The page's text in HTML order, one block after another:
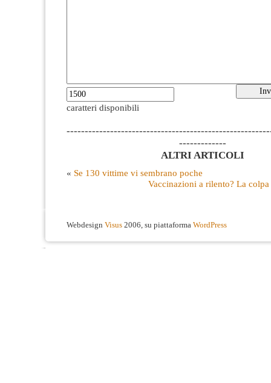
caratteri disponibili
-------------
ALTRI ARTICOLI
« Se 130 vittime vi sembrano poche
Vaccinazioni a rilento? La
Webdesign Visus 2006, su piattaforma WordPress